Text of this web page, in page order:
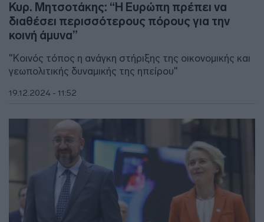
Κυρ. Μητσοτάκης: “Η Ευρώπη πρέπει να
διαθέσει περισσότερους πόρους για την
κοινή άμυνα”
"Κοινός τόπος η ανάγκη στήριξης της οικονομικής και
γεωπολιτικής δυναμικής της ηπείρου"
19.12.2024 - 11:52